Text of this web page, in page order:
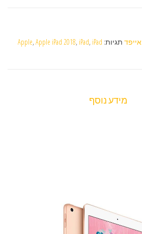
אייפד תגיות: Apple, Apple iPad 2018, iPad, iPad
מידע נוסף